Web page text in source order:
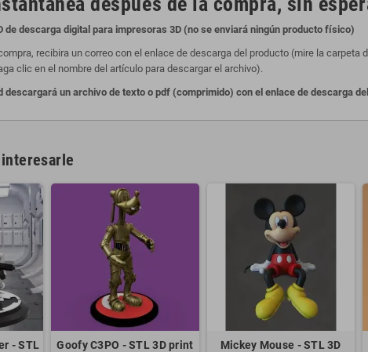
de descarga digital para impresoras 3D (no se enviará ningún producto físico)
recibira un correo con el enlace de descarga del producto (mire la
clic en el nombre del artículo para descargar el archivo).
descargará un archivo de texto o pdf (comprimido) con el enlace de descarga
- STL
Goofy C3PO - STL 3D print
Mickey Mouse - STL 3D